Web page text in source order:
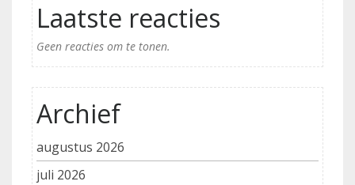
Laatste reacties
Geen reacties om te tonen.
Archief
augustus 2026
juli 2026